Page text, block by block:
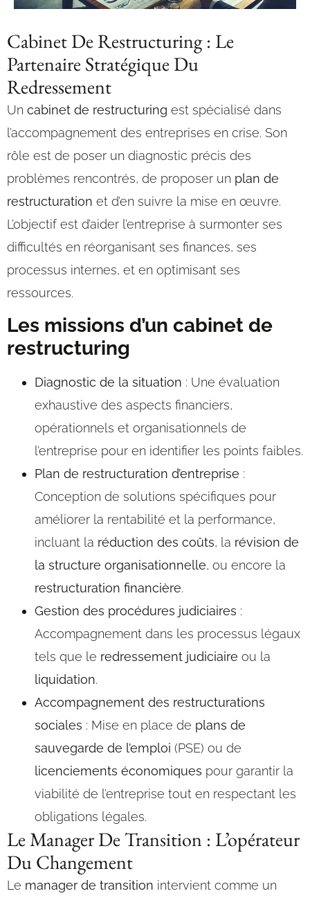
Cabinet De Restructuring : Le
Partenaire Stratégique Du
Redressement
Un cabinet de restructuring est spécialisé dans
l’accompagnement des entreprises en crise. Son
rôle est de poser un diagnostic précis des
problèmes rencontrés, de proposer un plan de
restructuration et d’en suivre la mise en œuvre.
L’objectif est d’aider l’entreprise à surmonter ses
difficultés en réorganisant ses finances, ses
processus internes, et en optimisant ses
ressources.
Les missions d’un cabinet de
restructuring
Diagnostic de la situation : Une évaluation
exhaustive des aspects financiers,
opérationnels et organisationnels de
l’entreprise pour en identifier les points faibles.
Plan de restructuration d’entreprise :
Conception de solutions spécifiques pour
améliorer la rentabilité et la performance,
incluant la réduction des coûts, la révision de
la structure organisationnelle, ou encore la
restructuration financière.
Gestion des procédures judiciaires :
Accompagnement dans les processus légaux
tels que le redressement judiciaire ou la
liquidation.
Accompagnement des restructurations
sociales : Mise en place de plans de
sauvegarde de l’emploi (PSE) ou de
licenciements économiques pour garantir la
viabilité de l’entreprise tout en respectant les
obligations légales.
Le Manager De Transition : L’opérateur
Du Changement
Le manager de transition intervient comme un